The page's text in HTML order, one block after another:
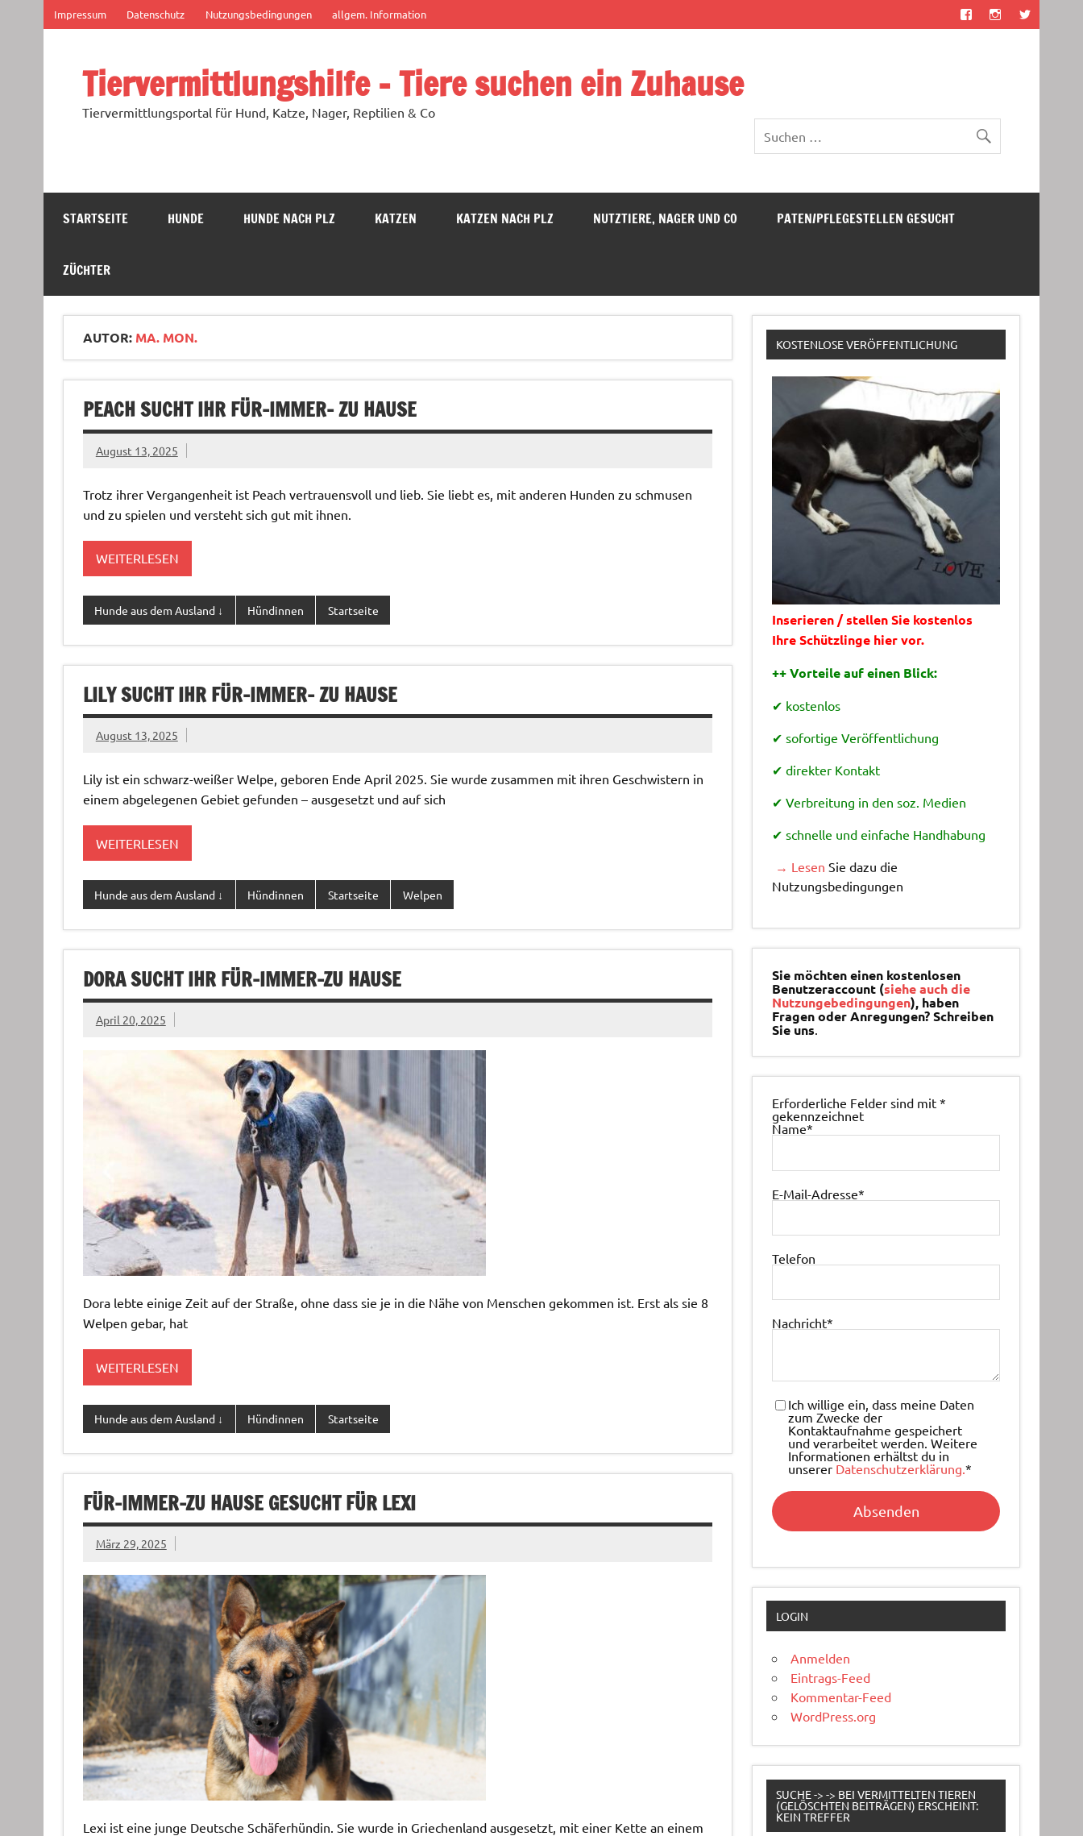
springen
Impressum Datenschutz Nutzungsbedingungen allgem. Information
Tiervermittlungshilfe – Tiere suchen ein Zuhause
Tiervermittlungsportal für Hund, Katze, Nager, Reptilien & Co
STARTSEITE HUNDE HUNDE NACH PLZ KATZEN KATZEN NACH PLZ NUTZTIERE, NAGER UND CO PATEN/PFLEGESTELLEN GESUCHT
ZÜCHTER
AUTOR: MA. MON.
PEACH SUCHT IHR FÜR-IMMER- ZU HAUSE
August 13, 2025
Trotz ihrer Vergangenheit ist Peach vertrauensvoll und lieb. Sie liebt es, mit anderen Hunden zu schmusen
und zu spielen und versteht sich gut mit ihnen.
WEITERLESEN
Hunde aus dem Ausland ↓ Hündinnen Startseite
LILY SUCHT IHR FÜR-IMMER- ZU HAUSE
August 13, 2025
Lily ist ein schwarz-weißer Welpe, geboren Ende April 2025. Sie wurde zusammen mit ihren Geschwistern in
einem abgelegenen Gebiet gefunden – ausgesetzt und auf sich
WEITERLESEN
Hunde aus dem Ausland ↓ Hündinnen Startseite Welpen
DORA SUCHT IHR FÜR-IMMER-ZU HAUSE
April 20, 2025
Dora lebte einige Zeit auf der Straße, ohne dass sie je in die Nähe von Menschen gekommen ist. Erst als sie 8
Welpen gebar, hat
WEITERLESEN
Hunde aus dem Ausland ↓ Hündinnen Startseite
FÜR-IMMER-ZU HAUSE GESUCHT FÜR LEXI
März 29, 2025
Lexi ist eine junge Deutsche Schäferhündin. Sie wurde in Griechenland ausgesetzt, mit einer Kette an einem
KOSTENLOSE VERÖFFENTLICHUNG
Inserieren / stellen Sie kostenlos
Ihre Schützlinge hier vor.
++ Vorteile auf einen Blick:
✔ kostenlos
✔ sofortige Veröffentlichung
✔ direkter Kontakt
✔ Verbreitung in den soz. Medien
✔ schnelle und einfache Handhabung
→ Lesen Sie dazu die
Nutzungsbedingungen
Sie möchten einen kostenlosen
Benutzeraccount (siehe auch die
Nutzungebedingungen), haben
Fragen oder Anregungen? Schreiben
Sie uns.
Erforderliche Felder sind mit*
gekennzeichnet
Name*
E-Mail-Adresse*
Telefon
Nachricht*
Ich willige ein, dass meine Daten
zum Zwecke der
Kontaktaufnahme gespeichert
und verarbeitet werden. Weitere
Informationen erhältst du in
unserer Datenschutzerklärung.*
LOGIN
Anmelden
Eintrags-Feed
Kommentar-Feed
WordPress.org
SUCHE -> -> BEI VERMITTELTEN TIEREN
(GELÖSCHTEN BEITRÄGEN) ERSCHEINT:
KEIN TREFFER